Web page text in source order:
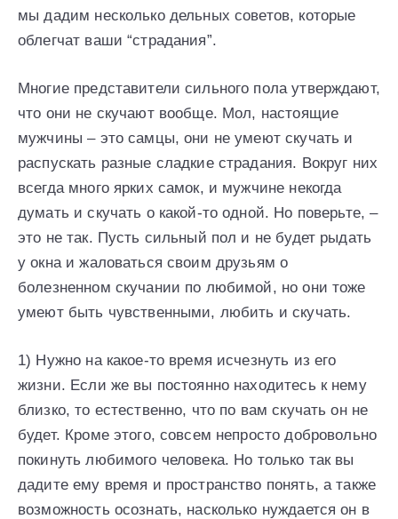
мы дадим несколько дельных советов, которые
облегчат ваши “страдания”.
Многие представители сильного пола утверждают,
что они не скучают вообще. Мол, настоящие
мужчины – это самцы, они не умеют скучать и
распускать разные сладкие страдания. Вокруг них
всегда много ярких самок, и мужчине некогда
думать и скучать о какой-то одной. Но поверьте, –
это не так. Пусть сильный пол и не будет рыдать
у окна и жаловаться своим друзьям о
болезненном скучании по любимой, но они тоже
умеют быть чувственными, любить и скучать.
1) Нужно на какое-то время исчезнуть из его
жизни. Если же вы постоянно находитесь к нему
близко, то естественно, что по вам скучать он не
будет. Кроме этого, совсем непросто добровольно
покинуть любимого человека. Но только так вы
дадите ему время и пространство понять, а также
возможность осознать, насколько нуждается он в